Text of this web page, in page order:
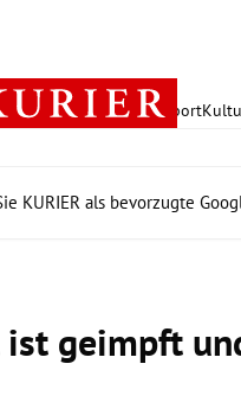
PolitikWirtschaft Sport
KURIER als bevorzugte
geimpft